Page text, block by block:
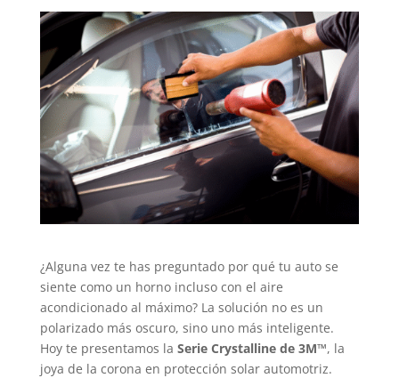
¿Alguna vez te has preguntado por qué tu auto se
siente como un horno incluso con el aire
acondicionado al máximo? La solución no es un
polarizado más oscuro, sino uno más inteligente.
Hoy te presentamos la Serie Crystalline de 3M™, la
joya de la corona en protección solar automotriz.